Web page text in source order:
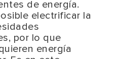
de energía.
electrificar la
por lo que
energía